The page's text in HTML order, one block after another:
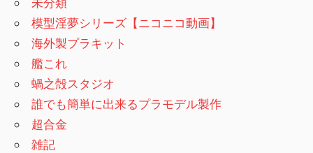
模型淫夢シリーズ【ニコニコ動画】
海外製プラキット
艦これ
蝸之殻スタジオ
誰でも簡単に出来るプラモデル製作
超合金
雑記